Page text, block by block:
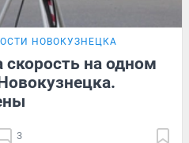
НОВОКУЗНЕЦКА
на одном
3